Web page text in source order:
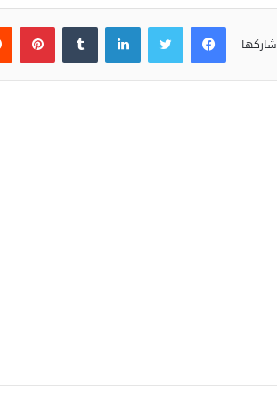
شاركها
فيسبوك لينكدإن بينتيريست